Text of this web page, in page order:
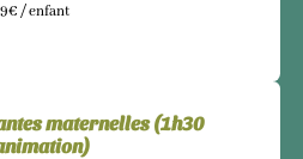
9€ / enfant
maternelles (1h30